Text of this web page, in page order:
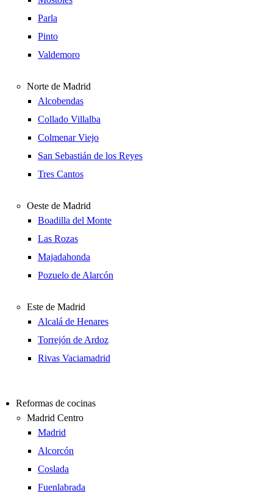
Parla
Pinto
Valdemoro
Norte de Madrid
Alcobendas
Collado Villalba
Colmenar Viejo
San Sebastián de los Reyes
Tres Cantos
Oeste de Madrid
Boadilla del Monte
Las Rozas
Majadahonda
Pozuelo de Alarcón
Este de Madrid
Alcalá de Henares
Torrejón de Ardoz
Rivas Vaciamadrid
Reformas de cocinas
Madrid Centro
Madrid
Alcorcón
Coslada
Fuenlabrada